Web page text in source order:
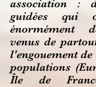
association :
guidées qui
énormément
venus de
l'engouement de
populations
Île de